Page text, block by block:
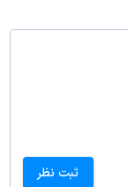
ثبت نظر